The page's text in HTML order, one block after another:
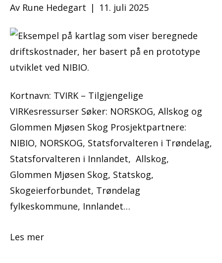
Av Rune Hedegart | 11. juli 2025
Kortnavn: TVIRK – Tilgjengelige
VIRKesressurser Søker: NORSKOG, Allskog og
Glommen Mjøsen Skog Prosjektpartnere:
NIBIO, NORSKOG, Statsforvalteren i Trøndelag,
Statsforvalteren i Innlandet, Allskog,
Glommen Mjøsen Skog, Statskog,
Skogeierforbundet, Trøndelag
fylkeskommune, Innlandet…
Les mer